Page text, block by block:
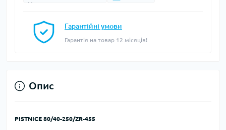
Гарантійні умови
Гарантія на товар 12 місяців!
Опис
PISTNICE 80/40-250/ZR-455